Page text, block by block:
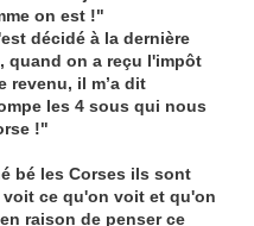
on est !"
décidé à la dernière
quand on a reçu l'impôt
revenu, il m’a dit
les 4 sous qui nous
!"
bé les Corses ils sont
ce qu'on voit et qu'on
raison de penser ce